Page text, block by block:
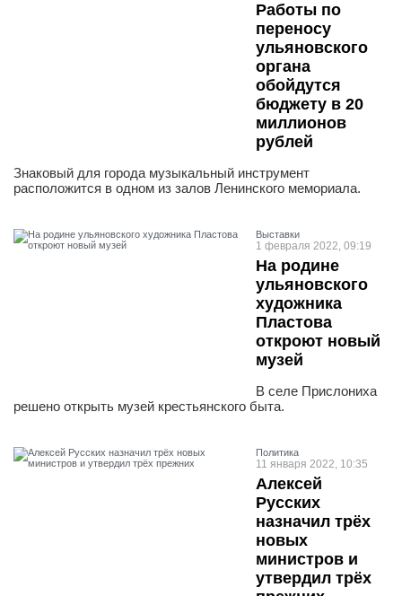
Работы по
переносу
ульяновского
органа
обойдутся
бюджету в 20
миллионов
рублей
Знаковый для города музыкальный инструмент
расположится в одном из залов Ленинского мемориала.
Выставки
1 февраля 2022, 09:19
На родине
ульяновского
художника
Пластова
откроют новый
музей
В селе Прислониха
решено открыть музей крестьянского быта.
Политика
11 января 2022, 10:35
Алексей
Русских
назначил трёх
новых
министров и
утвердил трёх